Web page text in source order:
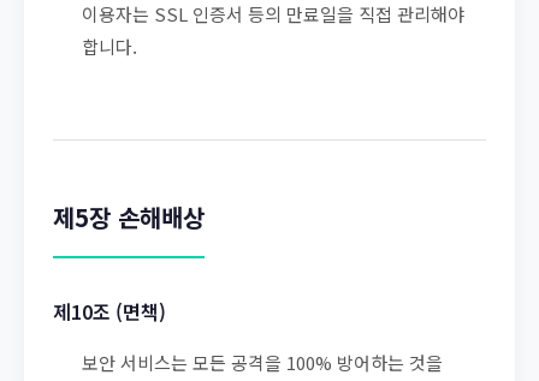
이용자는 SSL 인증서 등의 만료일을 직접 관리해야
합니다.
제5장 손해배상
제10조 (면책)
보안 서비스는 모든 공격을 100% 방어하는 것을